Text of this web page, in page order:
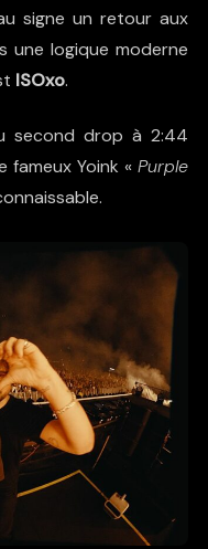
signe un retour aux
une logique moderne
ISOxo.
second drop à 2:44
fameux Yoink «Purple